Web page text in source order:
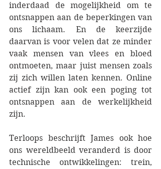
inderdaad de mogelijkheid om te
ontsnappen aan de beperkingen van
ons lichaam. En de keerzijde
daarvan is voor velen dat ze minder
vaak mensen van vlees en bloed
ontmoeten, maar juist mensen zoals
zij zich willen laten kennen. Online
actief zijn kan ook een poging tot
ontsnappen aan de werkelijkheid
zijn.
Terloops beschrijft James ook hoe
ons wereldbeeld veranderd is door
technische ontwikkelingen: trein,